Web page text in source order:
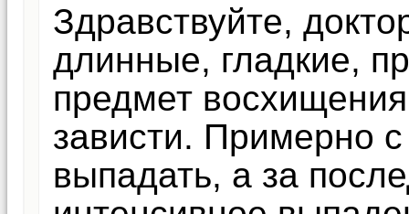
Здравствуйте,
длинные, гладкие,
предмет
зависти. Примерно
выпадать, а за